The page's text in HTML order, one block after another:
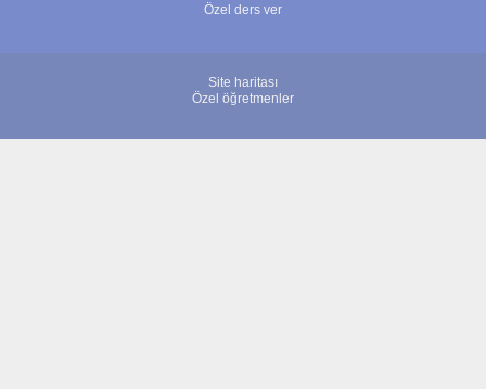
Özel ders ver
Site haritası
Özel öğretmenler